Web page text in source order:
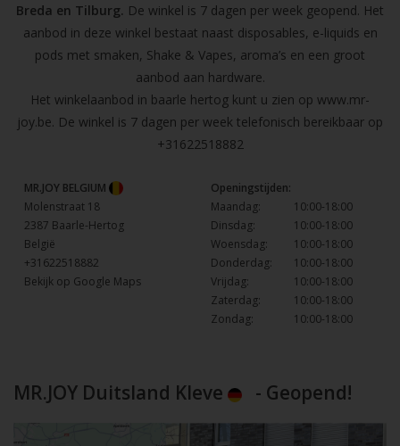
Breda en Tilburg. De winkel is 7 dagen per week geopend. Het
aanbod in deze winkel bestaat naast disposables, e-liquids en
pods met smaken, Shake & Vapes, aroma’s en een groot
aanbod aan hardware.
Het winkelaanbod in baarle hertog kunt u zien op www.mr-
joy.be. De winkel is 7 dagen per week telefonisch bereikbaar op
+31622518882
MR.JOY BELGIUM
Molenstraat 18
2387 Baarle-Hertog
België
+31622518882
Bekijk op Google Maps
Openingstijden:
Maandag:
10:00-18:00
Dinsdag:
10:00-18:00
Woensdag:
10:00-18:00
Donderdag:
10:00-18:00
Vrijdag:
10:00-18:00
Zaterdag:
10:00-18:00
Zondag:
10:00-18:00
MR.JOY Duitsland Kleve - Geopend!